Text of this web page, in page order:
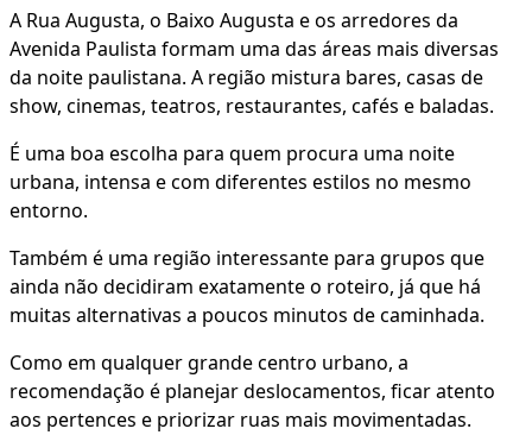
A Rua Augusta, o Baixo Augusta e os arredores da
Avenida Paulista formam uma das áreas mais diversas
da noite paulistana. A região mistura bares, casas de
show, cinemas, teatros, restaurantes, cafés e baladas.
É uma boa escolha para quem procura uma noite
urbana, intensa e com diferentes estilos no mesmo
entorno.
Também é uma região interessante para grupos que
ainda não decidiram exatamente o roteiro, já que há
muitas alternativas a poucos minutos de caminhada.
Como em qualquer grande centro urbano, a
recomendação é planejar deslocamentos, ficar atento
aos pertences e priorizar ruas mais movimentadas.